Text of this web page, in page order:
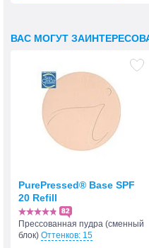
ВАС МОГУТ
PurePressed® Base SPF
20 Refill
82
Прессованная пудра (сменный
блок) Оттенков: 15